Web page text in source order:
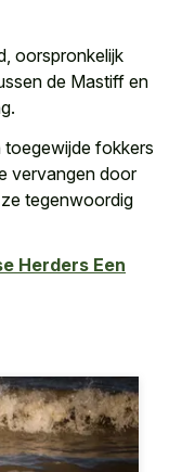
oorspronkelijk
de Mastiff en
toegewijde fokkers
vervangen door
tegenwoordig
Herders Een